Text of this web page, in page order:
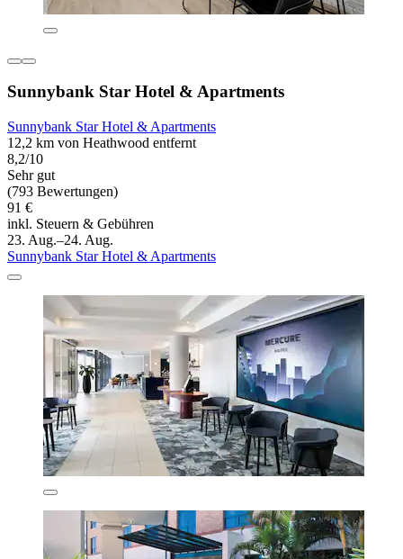
Sunnybank Star Hotel & Apartments
Sunnybank Star Hotel & Apartments
12,2 km von Heathwood entfernt
8,2/10
Sehr gut
(793 Bewertungen)
91 €
inkl. Steuern & Gebühren
23. Aug.–24. Aug.
Sunnybank Star Hotel & Apartments